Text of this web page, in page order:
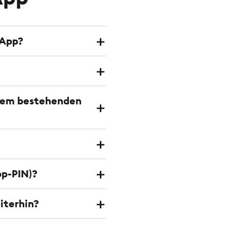
bestehenden
PIN)?